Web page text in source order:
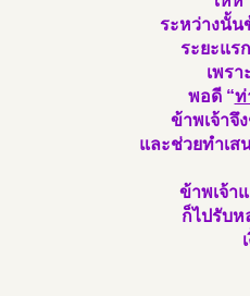
ระหว่างนั้น
ระยะแรก
เพร
พอดี “ท่
ข้าพเจ้าจึ
และช่วยทำเ
ข้าพเจ้า
ก็ไปรับห